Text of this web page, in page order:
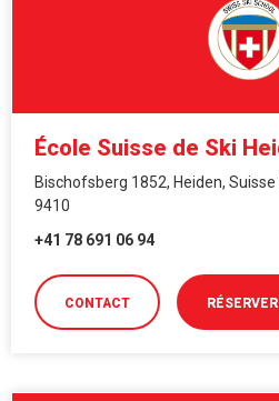
École Suisse de Ski
Bischofsberg 1852, Heiden,
9410
+41 78 691 06 94
CONTACT RÉSERVER